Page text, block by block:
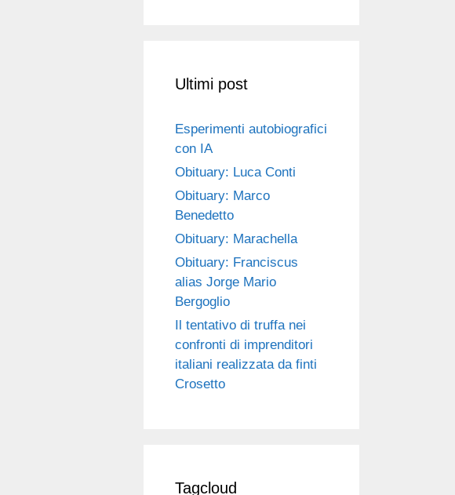
Ultimi post
Esperimenti autobiografici
con IA
Obituary: Luca Conti
Obituary: Marco
Benedetto
Obituary: Marachella
Obituary: Franciscus
alias Jorge Mario
Bergoglio
Il tentativo di truffa nei
confronti di imprenditori
italiani realizzata da finti
Crosetto
Tagcloud